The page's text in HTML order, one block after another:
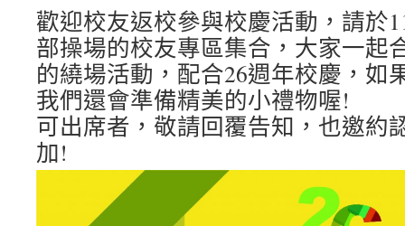
出
刊
了〉
中
歡迎校友返校參與校慶活動，請於
部操場的校友專區集合，大家一起
的繞場活動，配合26週年校慶，如
我們還會準備精美的小禮物喔!
可出席者，敬請回覆告知，也邀約
加!